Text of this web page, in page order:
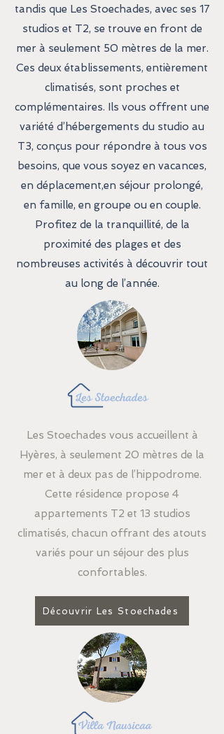
tandis que Les Stoechades, avec ses 17
studios et T2, se trouve en front de
mer à seulement 50 mètres de la mer.
Ces deux établissements, entièrement
climatisés, sont proches et
complémentaires. Ils vous offrent une
variété d’hébergements du studio au
T3, conçus pour répondre à tous vos
besoins, que vous soyez en vacances,
en déplacement,en séjour prolongé,
en famille, en groupe ou en couple.
Profitez de la tranquillité, de la
proximité des plages et des
nombreuses activités à découvrir tout
au long de l’année.
Les Stoechades vous accueillent à
Hyères, à seulement 20 mètres de la
mer et à deux pas de l’hippodrome.
Cette résidence propose 4
appartements T2 et 13 studios
climatisés, chacun offrant des atouts
variés pour un séjour des plus
confortables.
Découvrir Les Stoechades